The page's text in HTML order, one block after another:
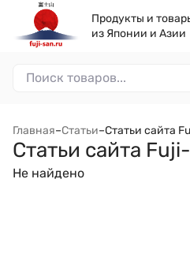
Продукты и
из Японии и Азии
Главная–Статьи–Статьи сайта
Статьи сайта
Не найдено